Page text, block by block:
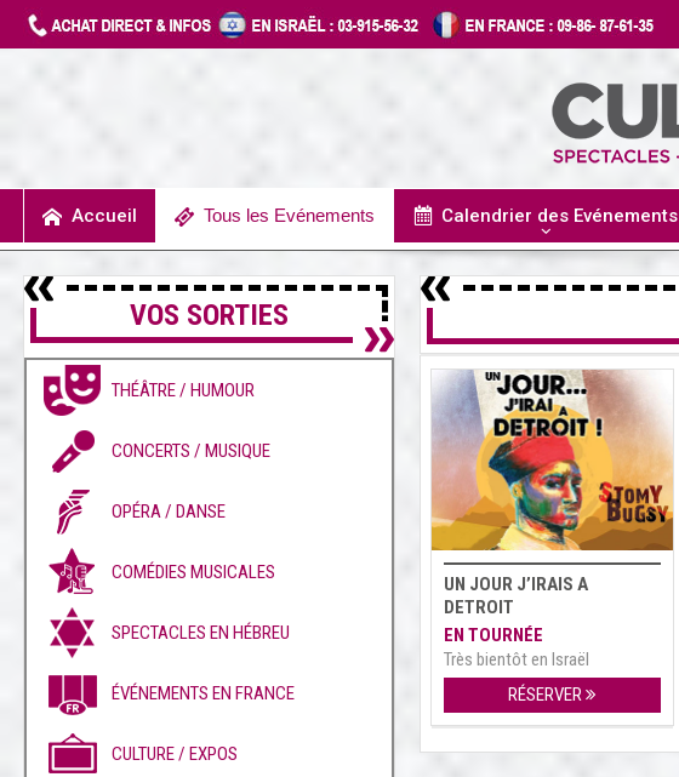
Accueil Tous les Evénements Calendrier des Evénements
UN JOUR J’IRAIS A
DETROIT
EN TOURNÉE
Très bientôt en Israël
RÉSERVER
VOS SORTIES
THÉÂTRE / HUMOUR
CONCERTS / MUSIQUE
OPÉRA / DANSE
COMÉDIES MUSICALES
SPECTACLES EN HÉBREU
ÉVÉNEMENTS EN FRANCE
CULTURE / EXPOS